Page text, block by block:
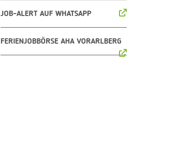
JOB-ALERT AUF WHATSAPP
FERIENJOBBÖRSE AHA VORARLBERG